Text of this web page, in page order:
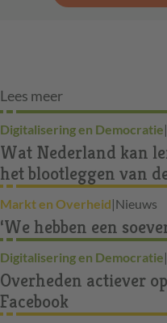
Lees meer
Digitalisering en Democratie|
Wat Nederland kan
het blootleggen van
Markt en Overheid|Nieuws
‘We hebben een
Digitalisering en Democratie|
Overheden actiever
Facebook